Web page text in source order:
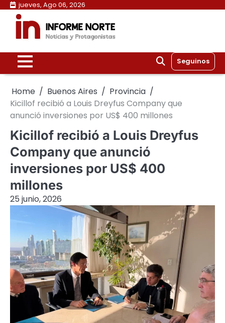
Skip
content
jueves, Ago 06, 2026
Seguinos
Home Buenos Aires
Provincia
Kicillof recibió a Louis Dreyfus Company que
anunció inversiones por US$ 400 millones
Kicillof recibió a Louis Dreyfus
Company que anunció
inversiones por US$ 400
millones
25 junio, 2026